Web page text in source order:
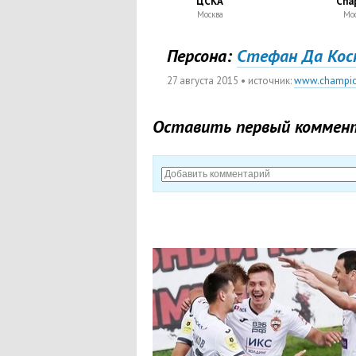
Москва
Персона: Стефан Да
27 августа 2015 • источник:
Оставить первый